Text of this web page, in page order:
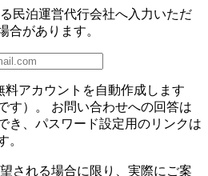
民泊運営代行会社へ入力いただ
合があります。
料アカウントを自動作成します
す）。 お問い合わせへの回答は
き、パスワード設定用のリンクは
。
される場合に限り、実際にご案